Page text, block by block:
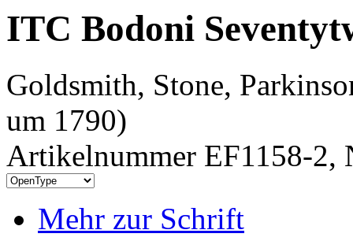
ITC Bodoni
Goldsmith, Stone,
um 1790)
Artikelnummer EF1158-2,
Mehr zur Schrift